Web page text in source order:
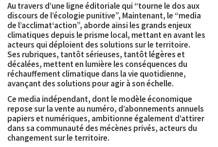
Au travers d’une ligne éditoriale qui “tourne le dos aux
discours de l’écologie punitive”, Maintenant, le “media
de l’acclimat‘action”, aborde ainsi les grands enjeux
climatiques depuis le prisme local, mettant en avant les
acteurs qui déploient des solutions sur le territoire.
Ses rubriques, tantôt sérieuses, tantôt légères et
décalées, mettent en lumière les conséquences du
réchauffement climatique dans la vie quotidienne,
avançant des solutions pour agir à son échelle.
Ce media indépendant, dont le modèle économique
repose sur la vente au numéro, d’abonnements annuels
papiers et numériques, ambitionne également d’attirer
dans sa communauté des mécènes privés, acteurs du
changement sur le territoire.